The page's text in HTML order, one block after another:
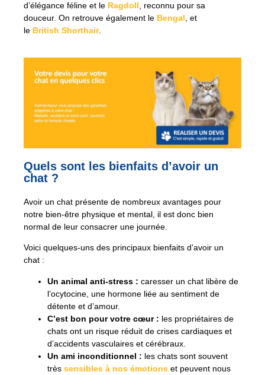
d’élégance féline et le Ragdoll , reconnu pour sa
douceur. On retrouve également le Bengal , et
le British Shorthair.
Quels sont les bienfaits d’avoir un
chat ?
Avoir un chat présente de nombreux avantages pour
notre bien-être physique et mental, il est donc bien
normal de leur consacrer une journée.
Voici quelques-uns des principaux bienfaits d’avoir un
chat :
Un animal anti-stress : caresser un chat libère de
l’ocytocine, une hormone liée au sentiment de
détente et d’amour.
C’est bon pour votre cœur : les propriétaires de
chats ont un risque réduit de crises cardiaques et
d’accidents vasculaires et cérébraux.
Un ami inconditionnel : les chats sont souvent
très sensibles à nos émotions et peuvent nous